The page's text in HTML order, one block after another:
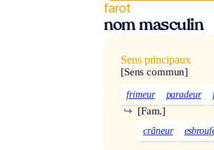
farot
nom masculin
Sens principaux
[Sens commun]
frimeur paradeur
[Fam.]
↪
crâneur